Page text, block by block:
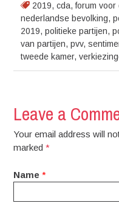
2019,cda,forum voor
nederlandse bevolking,
2019,politieke partijen,
van partijen,pvv,
tweede kamer,
Leave a
Your email address will
marked*
Name *